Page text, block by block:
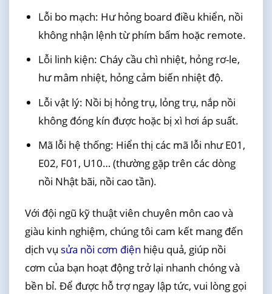
Lỗi bo mạch: Hư hỏng board điều khiển, nồi
không nhận lệnh từ phím bấm hoặc remote.
Lỗi linh kiện: Cháy cầu chì nhiệt, hỏng rơ-le,
hư mâm nhiệt, hỏng cảm biến nhiệt độ.
Lỗi vật lý: Nồi bị hỏng trụ, lỏng trụ, nắp nồi
không đóng kín được hoặc bị xì hơi áp suất.
Mã lỗi hệ thống: Hiển thị các mã lỗi như E01,
E02, F01, U10… (thường gặp trên các dòng
nồi Nhật bãi, nồi cao tần).
Với đội ngũ kỹ thuật viên chuyên môn cao và
giàu kinh nghiệm, chúng tôi cam kết mang đến
dịch vụ sửa nồi cơm điện hiệu quả, giúp nồi
cơm của bạn hoạt động trở lại nhanh chóng và
bền bỉ. Để được hỗ trợ ngay lập tức, vui lòng gọi